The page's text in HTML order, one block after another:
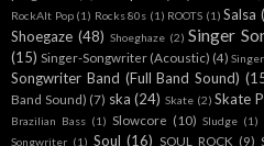
Brazilian Bass
Slowcore Sludge
Songwriter
(1) Soul SOUL ROCK (9)
African Based
South American Based (2)
Southern Rock / Red D (2) Southern
Stoner Rock (30) Stoner RockDoom Metal /
Studying Vibes Super Catchy
Symphonic Metal (12) Synth Indie Rock